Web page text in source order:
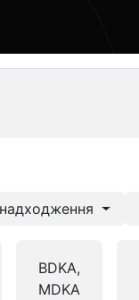
BDKA,
MDKA